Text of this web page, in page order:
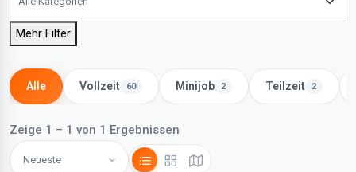
Mehr Filter
Alle Vollzeit 60 Minijob 2 Teilzeit 2
Zeige 1 – 1 von 1 Ergebnissen